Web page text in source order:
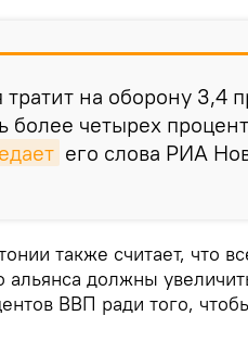
на оборону 3,4
более четырех
его слова РИА
также считает, что
альянса должны
ВВП ради того,